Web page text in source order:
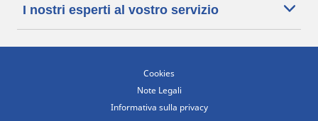
I nostri esperti al vostro servizio
Cookies
Note Legali
Informativa sulla privacy